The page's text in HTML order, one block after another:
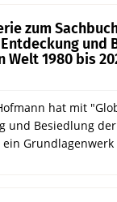
zum
und
1980 bis
hat mit
und Besiedlung
ein